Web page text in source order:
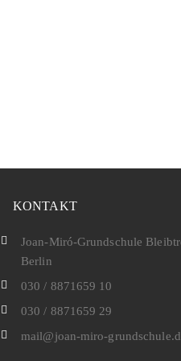
KONTAKT
Joan-Miró-Grundschule
Berlin
030 / 8871659 10
030 / 8871659 29
mail@joan-miro-